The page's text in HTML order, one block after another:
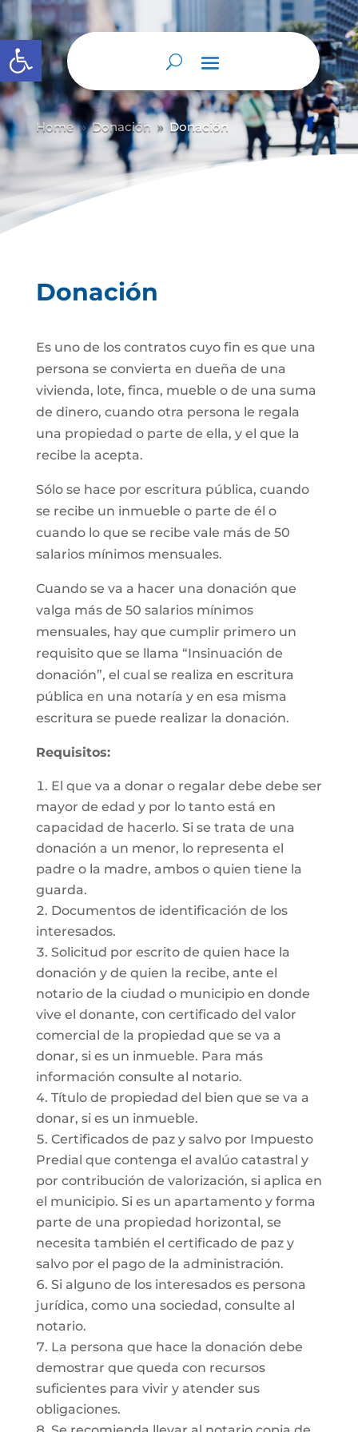
Abrir barra de herramientas
Home 9 Donación 9 Donación
Donación
Es uno de los contratos cuyo fin es que una
persona se convierta en dueña de una
vivienda, lote, finca, mueble o de una suma
de dinero, cuando otra persona le regala
una propiedad o parte de ella, y el que la
recibe la acepta.
Sólo se hace por escritura pública, cuando
se recibe un inmueble o parte de él o
cuando lo que se recibe vale más de 50
salarios mínimos mensuales.
Cuando se va a hacer una donación que
valga más de 50 salarios mínimos
mensuales, hay que cumplir primero un
requisito que se llama “Insinuación de
donación”, el cual se realiza en escritura
pública en una notaría y en esa misma
escritura se puede realizar la donación.
Requisitos:
El que va a donar o regalar debe debe ser
mayor de edad y por lo tanto está en
capacidad de hacerlo. Si se trata de una
donación a un menor, lo representa el
padre o la madre, ambos o quien tiene la
guarda.
Documentos de identificación de los
interesados.
Solicitud por escrito de quien hace la
donación y de quien la recibe, ante el
notario de la ciudad o municipio en donde
vive el donante, con certificado del valor
comercial de la propiedad que se va a
donar, si es un inmueble. Para más
información consulte al notario.
Título de propiedad del bien que se va a
donar, si es un inmueble.
Certificados de paz y salvo por Impuesto
Predial que contenga el avalúo catastral y
por contribución de valorización, si aplica en
el municipio. Si es un apartamento y forma
parte de una propiedad horizontal, se
necesita también el certificado de paz y
salvo por el pago de la administración.
Si alguno de los interesados es persona
jurídica, como una sociedad, consulte al
notario.
La persona que hace la donación debe
demostrar que queda con recursos
suficientes para vivir y atender sus
obligaciones.